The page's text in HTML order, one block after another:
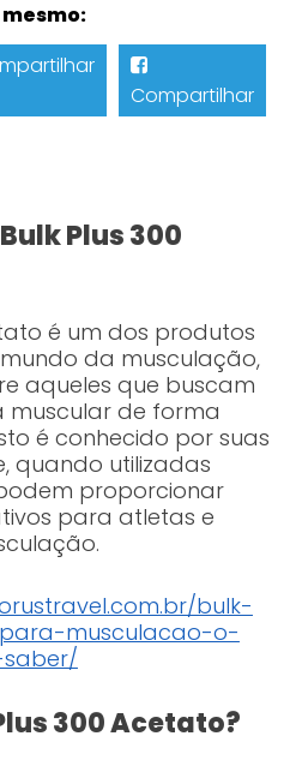
Compartilhar
Plus 300
é um dos produtos
da musculação,
aqueles que buscam
de forma
é conhecido por suas
quando utilizadas
proporcionar
para atletas e
bulk-
musculacao-o-
300 Acetato?